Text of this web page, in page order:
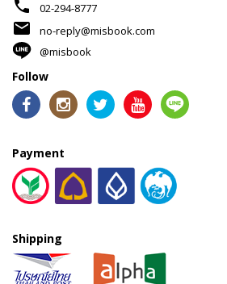
phone 02-294-8777
mail
no-reply@misbook.com
@misbook
Follow
Payment
Shipping